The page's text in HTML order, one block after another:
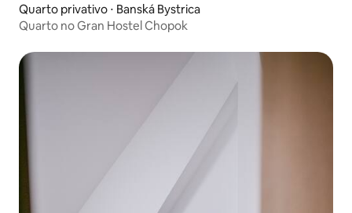
Quarto privativo ⋅ Banská Bystrica
Quarto no Gran Hostel Chopok